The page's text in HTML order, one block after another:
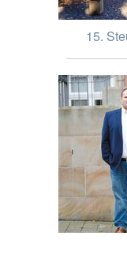
15.